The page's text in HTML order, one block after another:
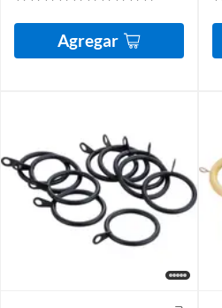
Agregar